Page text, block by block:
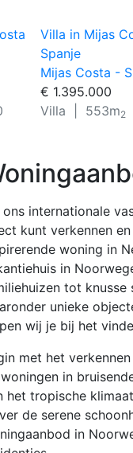
Villa in Mijas
Spanje
Mijas Costa -
€ 1.395.000
Villa | 553m2
ons internationale
kunt verkennen
woning in
in
tot knusse
unieke
wij je bij het
met het
in
het tropische
de serene
in